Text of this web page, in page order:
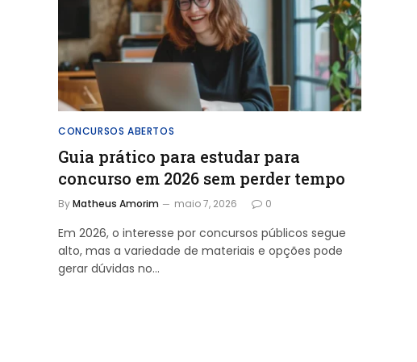
CONCURSOS ABERTOS
Guia prático para estudar para
concurso em 2026 sem perder tempo
ByMatheus Amorim maio 7, 2026 0
Em 2026, o interesse por concursos públicos segue
alto, mas a variedade de materiais e opções pode
gerar dúvidas no…